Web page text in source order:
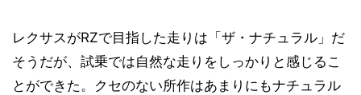
レクサスがRZで目指した走りは「ザ・ナチュラル」だ
そうだが、試乗では自然な走りをしっかりと感じるこ
とができた。クセのない所作はあまりにもナチュラル